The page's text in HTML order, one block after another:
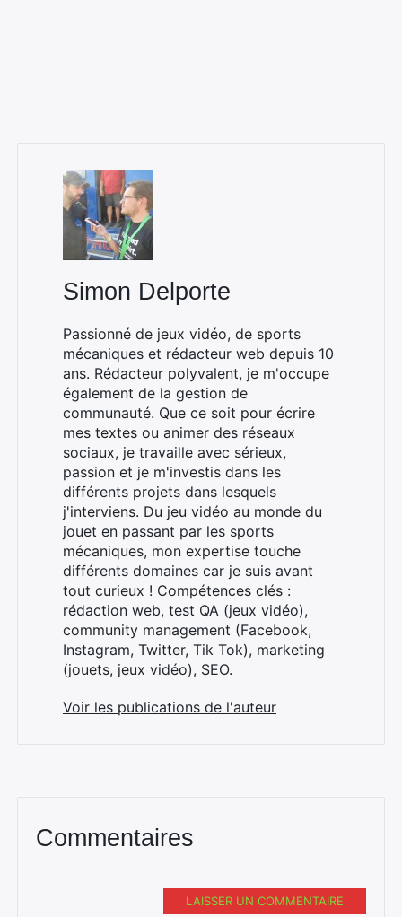
Simon Delporte
Passionné de jeux vidéo, de sports
mécaniques et rédacteur web depuis 10
ans. Rédacteur polyvalent, je m'occupe
également de la gestion de
communauté. Que ce soit pour écrire
mes textes ou animer des réseaux
sociaux, je travaille avec sérieux,
passion et je m'investis dans les
différents projets dans lesquels
j'interviens. Du jeu vidéo au monde du
jouet en passant par les sports
mécaniques, mon expertise touche
différents domaines car je suis avant
tout curieux ! Compétences clés :
rédaction web, test QA (jeux vidéo),
community management (Facebook,
Instagram, Twitter, Tik Tok), marketing
(jouets, jeux vidéo), SEO.
Voir les publications de l'auteur
Commentaires
LAISSER UN COMMENTAIRE